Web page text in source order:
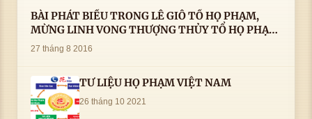
BÀI PHÁT BIỂU TRONG LÊ GIỖ TỔ HỌ PHẠM,
MỪNG LINH VONG THƯỢNG THỦY TỔ HỌ PHẠM
AN VỊ TAI CÀ MAU- ( 22/8/2016) CỦA LS.TS.NV.
27 tháng 8 2016
TƯ LIỆU HỌ PHẠM VIỆT NAM
26 tháng 10 2021